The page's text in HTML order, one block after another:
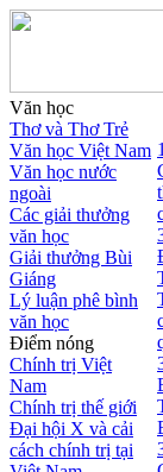
Văn học
Thơ và Thơ Trẻ
Văn học Việt Nam
Văn học nước
ngoài
Các giải thưởng
văn học
Giải thưởng Bùi
Giáng
Lý luận phê bình
văn học
Điểm nóng
Chính trị Việt
Nam
Chính trị thế giới
Đại hội X và cải
cách chính trị tại